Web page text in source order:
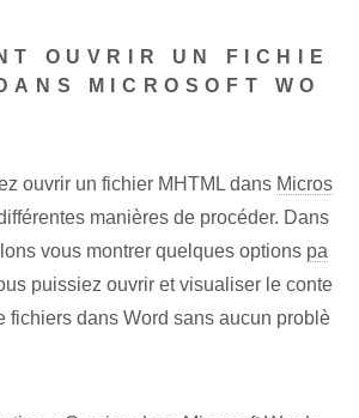
OUVRIR UN FICHIE
MICROSOFT WO
ouvrir un fichier MHTML dans Micros
manières de procéder. Dans
vous montrer quelques options pa
puissiez ouvrir et visualiser le conte
fichiers dans Word sans aucun problè